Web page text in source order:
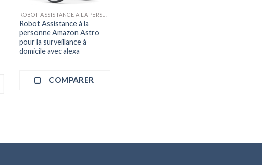
Robot Assistance à la
personne Amazon Astro
pour la surveillance à
domicile avec alexa
COMPARER